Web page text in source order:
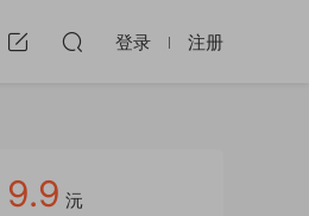
登录 注册
9.9 沅